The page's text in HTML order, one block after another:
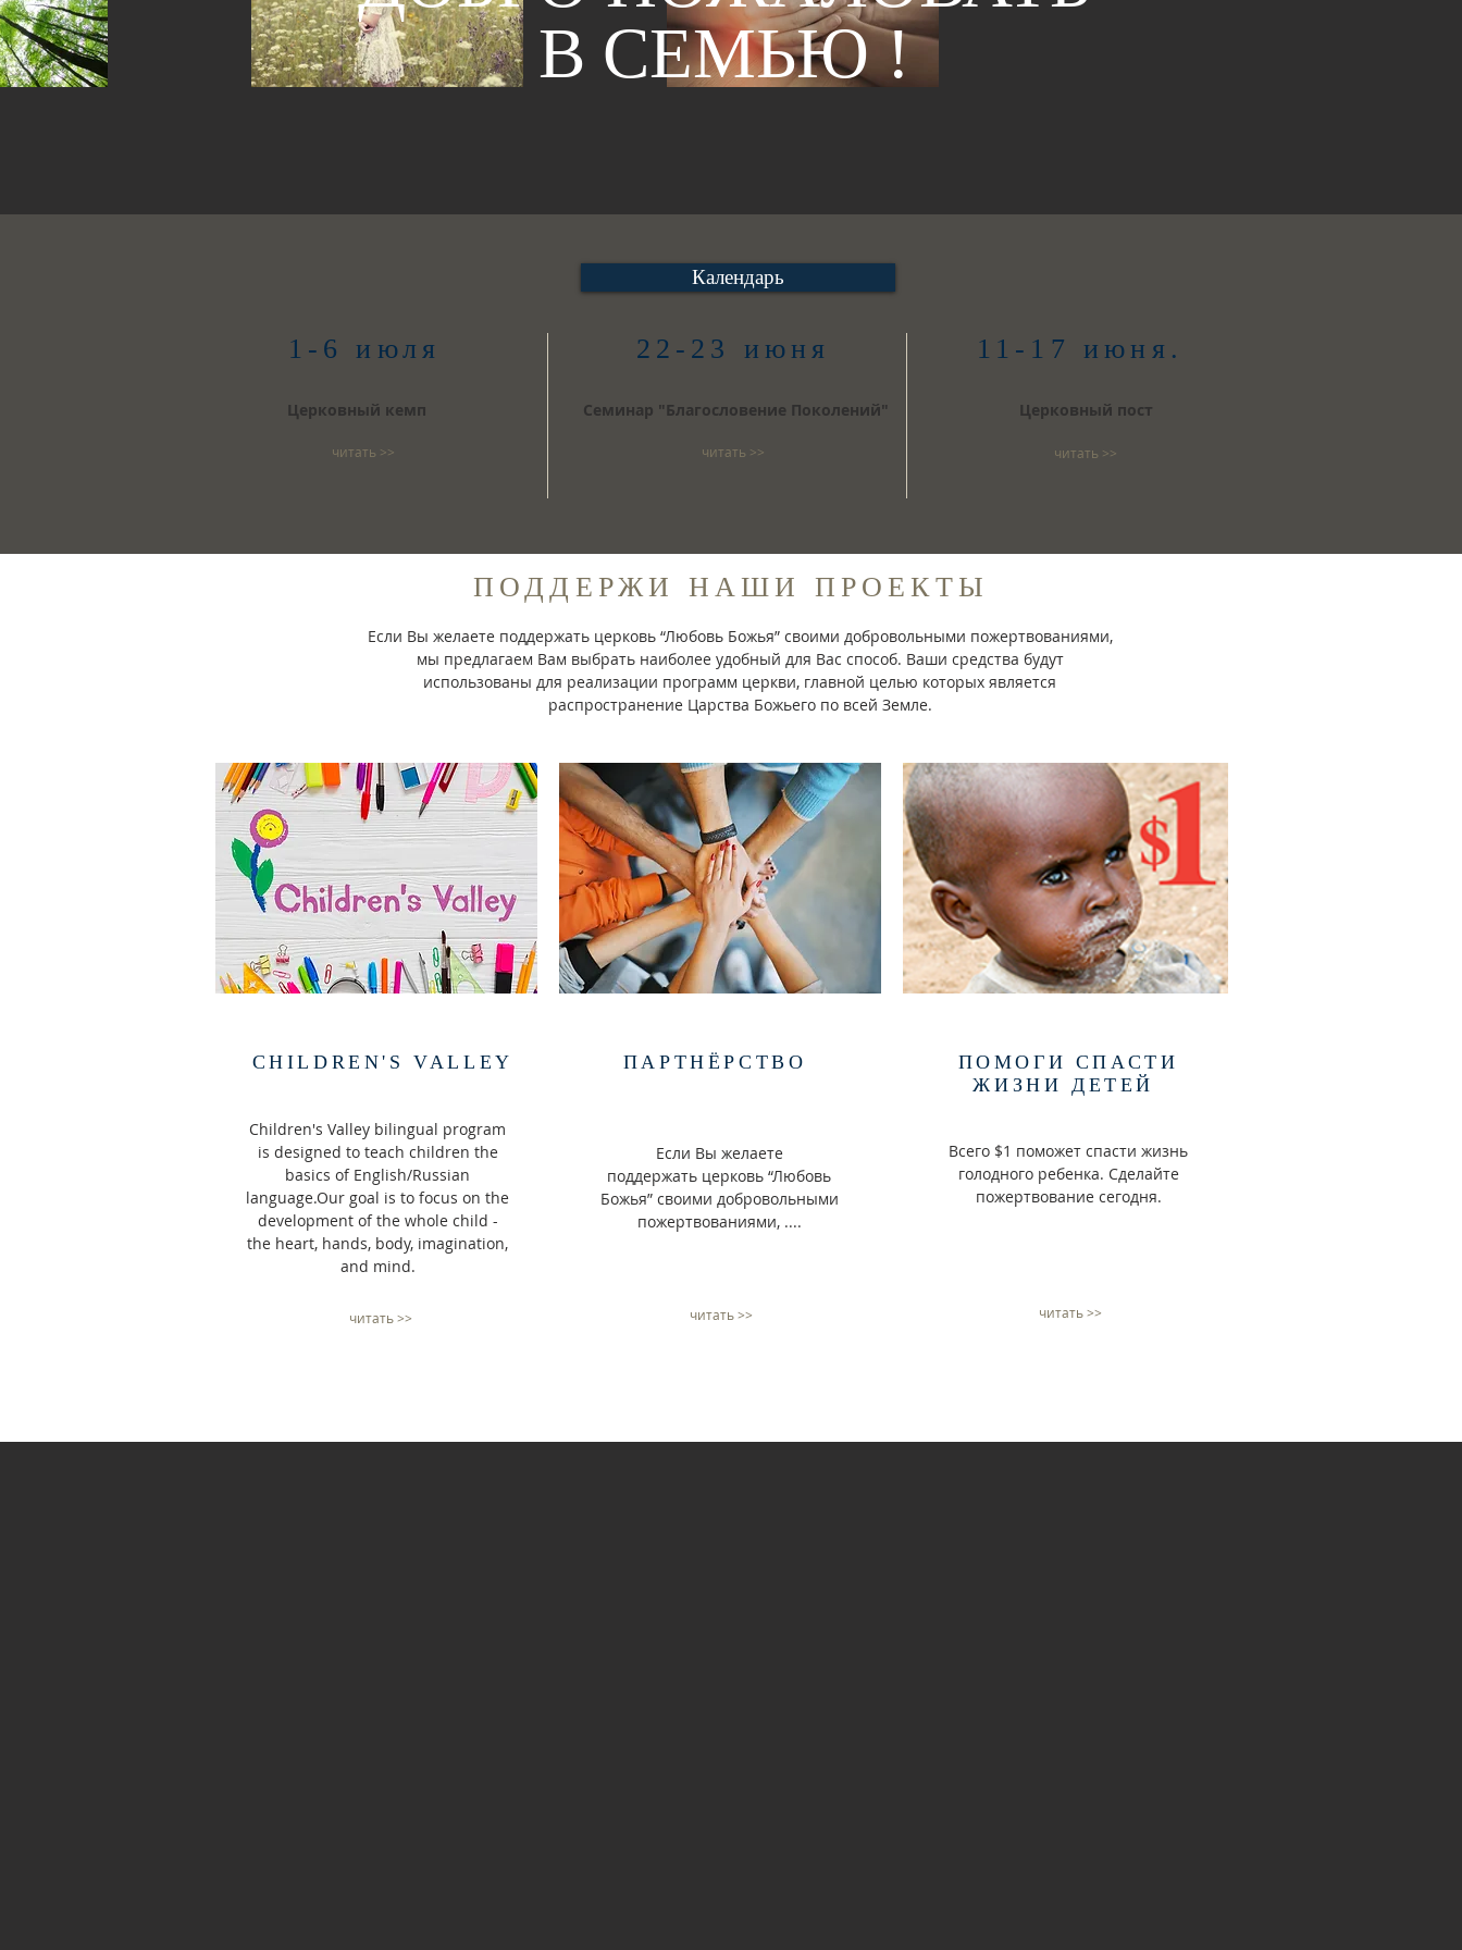
В СЕМЬЮ !
Календарь
1-6 июля
Церковный кемп
читать >>
22-23 июня
Семинар "Благословение Поколений"
читать >>
11-17 июня.
Церковный пост
читать >>
МОЛИТВЕННАЯ ПРОСЬБА
ПОДДЕРЖИ НАШИ ПРОЕКТЫ
Если Вы желаете поддержать церковь “Любовь Божья” своими добровольными пожертвованиями,
мы предлагаем Вам выбрать наиболее удобный для Вас способ. Ваши средства будут
использованы для реализации программ церкви, главной целью которых является
распространение Царства Божьего по всей Земле.
CHILDREN'S VALLEY
Children's Valley bilingual program
is designed to teach children the
basics of English/Russian
language.Our goal is to focus on the
development of the whole child -
the heart, hands, body, imagination,
and mind.
читать >>
ПАРТНЁРСТВО
Если Вы желаете
поддержать церковь “Любовь
Божья” своими добровольными
пожертвованиями, ....
читать >>
ПОМОГИ СПАСТИ
ЖИЗНИ ДЕТЕЙ
Всего $1 поможет спасти жизнь
голодного ребенка. Сделайте
пожертвование сегодня.
читать >>